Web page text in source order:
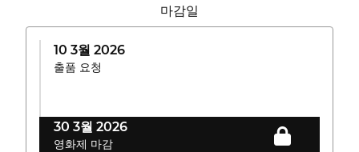
마감일
10 3월 2026
출품 요청
30 3월 2026
영화제 마감